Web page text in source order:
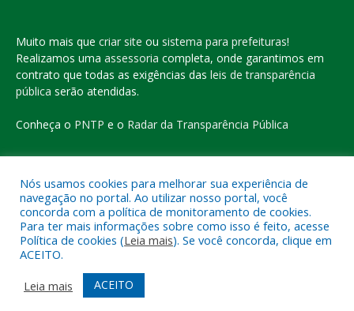
Muito mais que criar site ou sistema para prefeituras!
Realizamos uma assessoria completa, onde garantimos em
contrato que todas as exigências das leis de transparência
pública serão atendidas.
Conheça o PNTP e o Radar da Transparência Pública
Todos os direitos reservados a Prefeitura Municipal de Eldorado
do Carajás
Mapa do Site
Acessar o Webmail
Nós usamos cookies para melhorar sua experiência de
navegação no portal. Ao utilizar nosso portal, você
concorda com a política de monitoramento de cookies.
Para ter mais informações sobre como isso é feito, acesse
Política de cookies (Leia mais). Se você concorda, clique em
ACEITO.
Leia mais
ACEITO